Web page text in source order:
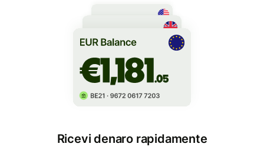
Ricevi denaro rapidamente